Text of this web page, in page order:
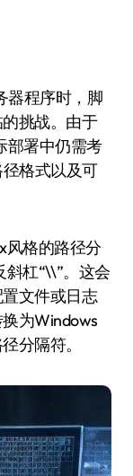
挑战。由于
部署中仍需考
格式以及可
风格的路径分
斜杠“\\”。这会
文件或日志
为Windows
分隔符。